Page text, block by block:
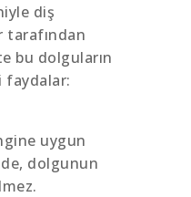
diş
tarafından
bu dolguların
faydalar:
uygun
dolgunun